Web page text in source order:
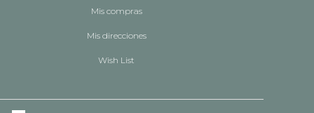
Mis compras
Mis direcciones
Wish List